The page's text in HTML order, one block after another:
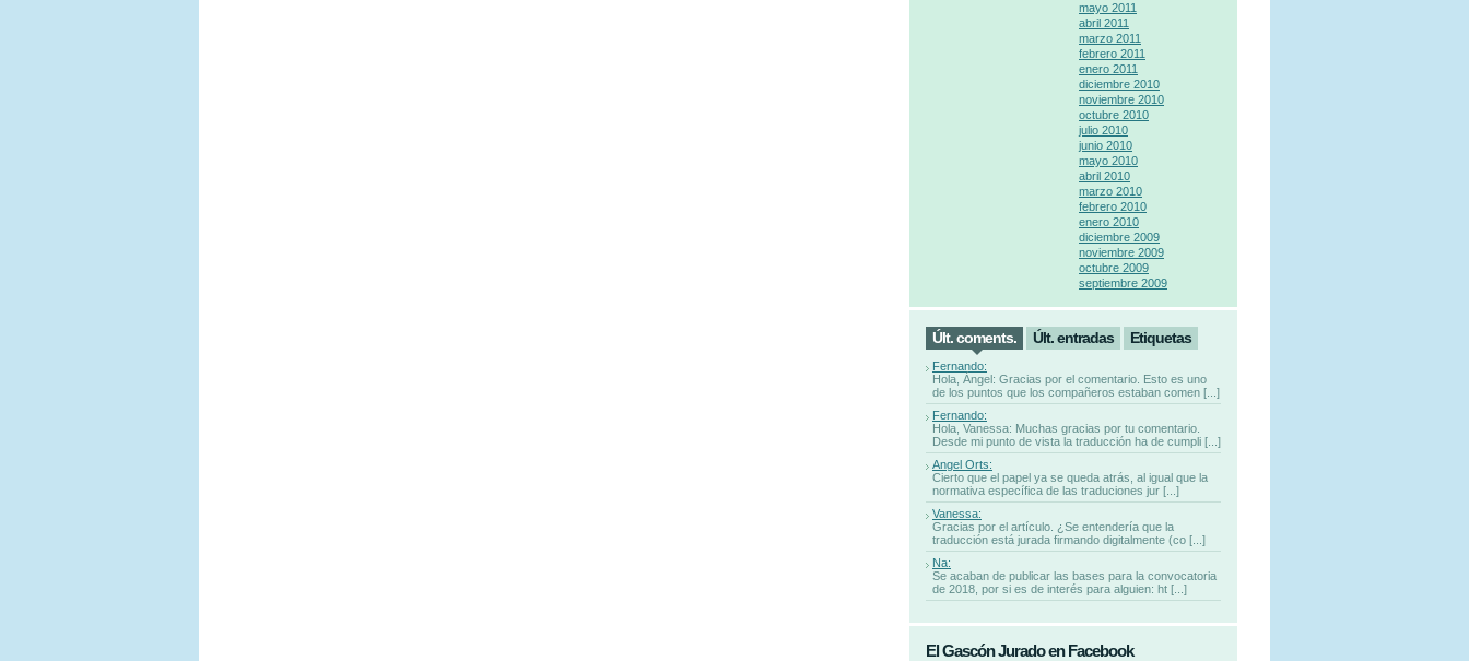
mayo 2011
abril 2011
marzo 2011
febrero 2011
enero 2011
diciembre 2010
noviembre 2010
octubre 2010
julio 2010
junio 2010
mayo 2010
abril 2010
marzo 2010
febrero 2010
enero 2010
diciembre 2009
noviembre 2009
octubre 2009
septiembre 2009
Últ. coments. Últ. entradas Etiquetas
Fernando:
Hola, Ángel: Gracias por el comentario. Esto es uno
de los puntos que los compañeros estaban comen [...]
Fernando:
Hola, Vanessa: Muchas gracias por tu comentario.
Desde mi punto de vista la traducción ha de cumpli [...]
Angel Orts:
Cierto que el papel ya se queda atrás, al igual que la
normativa específica de las traduciones jur [...]
Vanessa:
Gracias por el artículo. ¿Se entendería que la
traducción está jurada firmando digitalmente (co [...]
Na:
Se acaban de publicar las bases para la convocatoria
de 2018, por si es de interés para alguien: ht [...]
El Gascón Jurado en Facebook